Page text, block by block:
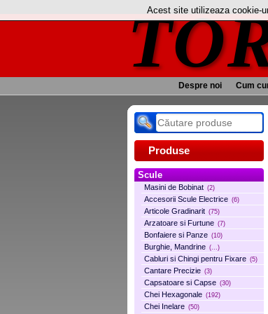
Despre noi Cum
Produse
Scule
Masini de Bobinat (2)
Accesorii Scule Electrice (6)
Articole Gradinarit (75)
Arzatoare si Furtune (7)
Bonfaiere si Panze (10)
Burghie, Mandrine (...)
Cabluri si Chingi pentru Fixare (5)
Cantare Precizie (3)
Capsatoare si Capse (30)
Chei Hexagonale (192)
Chei Inelare (50)
Acest site utilizeaza cookie-